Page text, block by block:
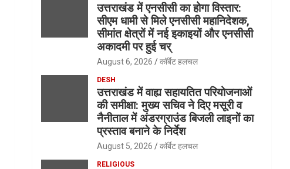
उत्तराखंड में एनसीसी का होगा विस्तार:
सीएम धामी से मिले एनसीसी महानिदेशक,
सीमांत क्षेत्रों में नई इकाइयों और एनसीसी
अकादमी पर हुई चर्
August 6, 2026 कॉर्बेट हलचल
DESH
उत्तराखंड में वाह्य सहायतित परियोजनाओं
की समीक्षा: मुख्य सचिव ने दिए मसूरी व
नैनीताल में अंडरग्राउंड बिजली लाइनों का
प्रस्ताव बनाने के निर्देश
August 5, 2026 कॉर्बेट हलचल
RELIGIOUS